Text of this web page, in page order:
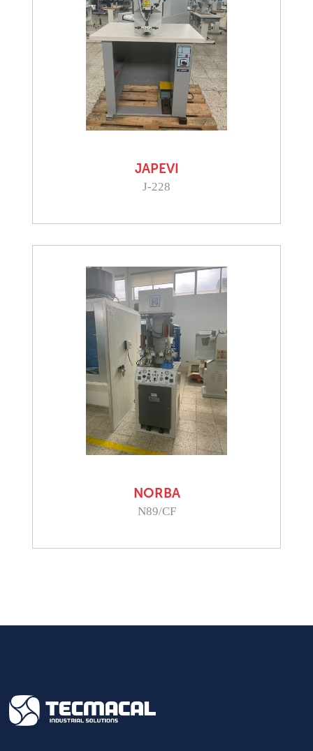
JAPEVI
J-228
NORBA
N89/CF